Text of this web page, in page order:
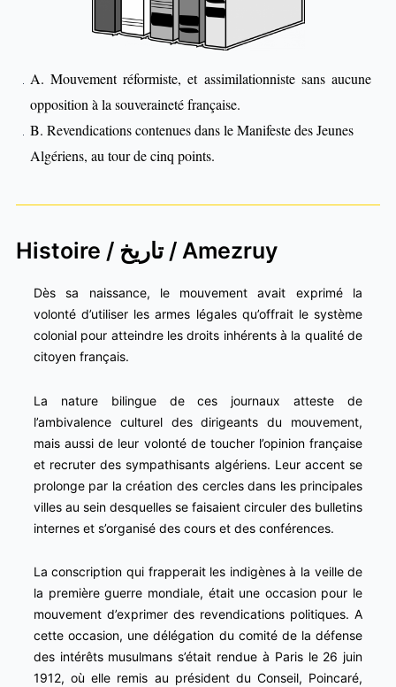
A. Mouvement réformiste, et assimilationniste sans aucune
opposition à la souveraineté française.
B. Revendications contenues dans le Manifeste des Jeunes
Algériens, au tour de cinq points.
Histoire / تاريخ / Amezruy
Dès sa naissance, le mouvement avait exprimé la
volonté d’utiliser les armes légales qu’offrait le système
colonial pour atteindre les droits inhérents à la qualité de
citoyen français.
La nature bilingue de ces journaux atteste de
l’ambivalence culturel des dirigeants du mouvement,
mais aussi de leur volonté de toucher l’opinion française
et recruter des sympathisants algériens. Leur accent se
prolonge par la création des cercles dans les principales
villes au sein desquelles se faisaient circuler des bulletins
internes et s’organisé des cours et des conférences.
La conscription qui frapperait les indigènes à la veille de
la première guerre mondiale, était une occasion pour le
mouvement d’exprimer des revendications politiques. A
cette occasion, une délégation du comité de la défense
des intérêts musulmans s’était rendue à Paris le 26 juin
1912, où elle remis au président du Conseil, Poincaré,